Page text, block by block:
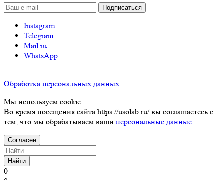
Instagram
Telegram
Mail.ru
WhatsApp
Обработка персональных данных
Мы используем cookie
Во время посещения сайта https://usolab.ru/ вы соглашаетесь с
тем, что мы обрабатываем ваши персональные данные.
Согласен
Найти
0